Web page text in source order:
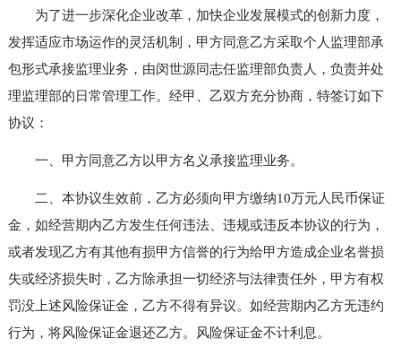
为了进一步深化企业改革，加快企业发展模式的创新力度，
发挥适应市场运作的灵活机制，甲方同意乙方采取个人监理部承
包形式承接监理业务，由闵世源同志任监理部负责人，负责并处
理监理部的日常管理工作。经甲、乙双方充分协商，特签订如下
协议：
一、甲方同意乙方以甲方名义承接监理业务。
二、本协议生效前，乙方必须向甲方缴纳10万元人民币保证
金，如经营期内乙方发生任何违法、违规或违反本协议的行为，
或者发现乙方有其他有损甲方信誉的行为给甲方造成企业名誉损
失或经济损失时，乙方除承担一切经济与法律责任外，甲方有权
罚没上述风险保证金，乙方不得有异议。如经营期内乙方无违约
行为，将风险保证金退还乙方。风险保证金不计利息。